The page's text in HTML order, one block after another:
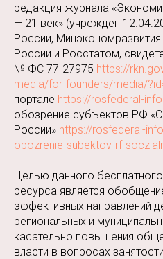
редакция журнала
— 21 век» (учрежден
России,
России и Росстатом,
№ ФС 77-27975 https://
media/for-founders/media/
портале https://rosfederal-
обозрение субъектов РФ
России» https://rosfederal-
obozrenie-subektov-rf-
Целью данного
ресурса является
эффективных направлений
региональных и
касательно повышения
власти в вопросах